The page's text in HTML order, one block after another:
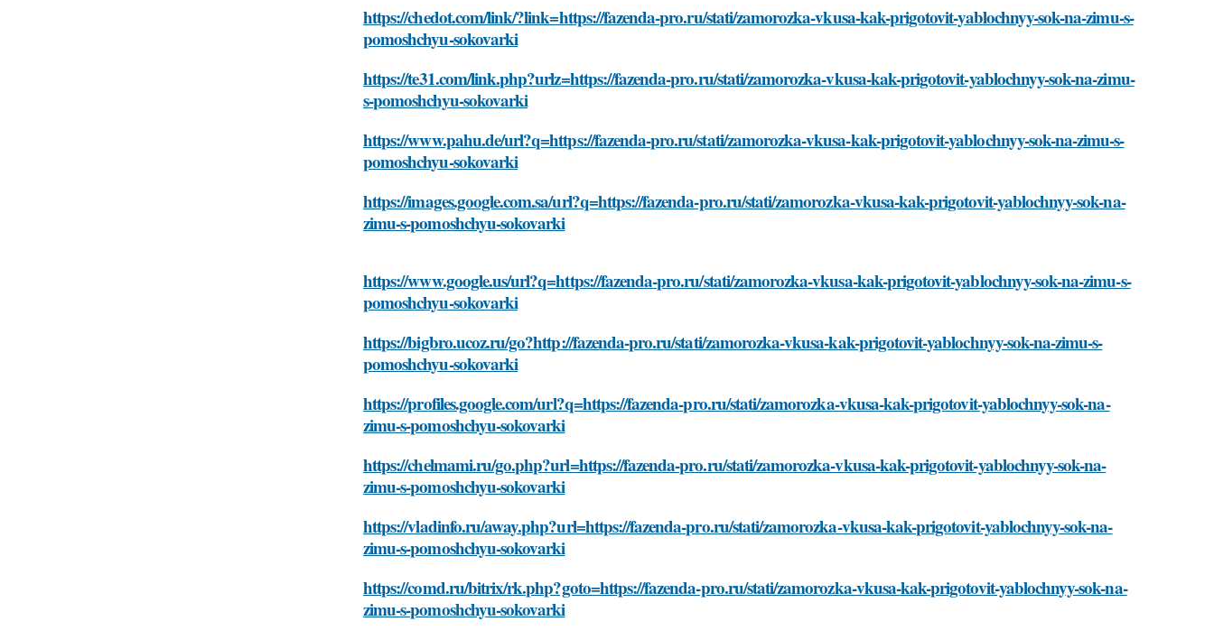
https://chedot.com/link/?link=https://fazenda-pro.ru/stati/zamorozka-vkusa-kak-prigotovit-yablochnyy-sok-na-zimu-s-
pomoshchyu-sokovarki
https://te31.com/link.php?urlz=https://fazenda-pro.ru/stati/zamorozka-vkusa-kak-prigotovit-yablochnyy-sok-na-zimu-
s-pomoshchyu-sokovarki
https://www.pahu.de/url?q=https://fazenda-pro.ru/stati/zamorozka-vkusa-kak-prigotovit-yablochnyy-sok-na-zimu-s-
pomoshchyu-sokovarki
https://images.google.com.sa/url?q=https://fazenda-pro.ru/stati/zamorozka-vkusa-kak-prigotovit-yablochnyy-sok-na-
zimu-s-pomoshchyu-sokovarki
https://www.google.us/url?q=https://fazenda-pro.ru/stati/zamorozka-vkusa-kak-prigotovit-yablochnyy-sok-na-zimu-s-
pomoshchyu-sokovarki
https://bigbro.ucoz.ru/go?http://fazenda-pro.ru/stati/zamorozka-vkusa-kak-prigotovit-yablochnyy-sok-na-zimu-s-
pomoshchyu-sokovarki
https://profiles.google.com/url?q=https://fazenda-pro.ru/stati/zamorozka-vkusa-kak-prigotovit-yablochnyy-sok-na-
zimu-s-pomoshchyu-sokovarki
https://chelmami.ru/go.php?url=https://fazenda-pro.ru/stati/zamorozka-vkusa-kak-prigotovit-yablochnyy-sok-na-
zimu-s-pomoshchyu-sokovarki
https://vladinfo.ru/away.php?url=https://fazenda-pro.ru/stati/zamorozka-vkusa-kak-prigotovit-yablochnyy-sok-na-
zimu-s-pomoshchyu-sokovarki
https://comd.ru/bitrix/rk.php?goto=https://fazenda-pro.ru/stati/zamorozka-vkusa-kak-prigotovit-yablochnyy-sok-na-
zimu-s-pomoshchyu-sokovarki